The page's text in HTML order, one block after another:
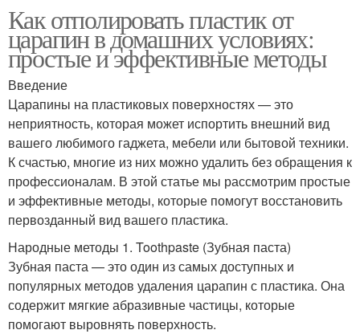
Как отполировать пластик от
царапин в домашних условиях:
простые и эффективные методы
Введение
Царапины на пластиковых поверхностях — это
неприятность, которая может испортить внешний вид
вашего любимого гаджета, мебели или бытовой техники.
К счастью, многие из них можно удалить без обращения к
профессионалам. В этой статье мы рассмотрим простые
и эффективные методы, которые помогут восстановить
первозданный вид вашего пластика.
Народные методы 1. Toothpaste (Зубная паста)
Зубная паста — это один из самых доступных и
популярных методов удаления царапин с пластика. Она
содержит мягкие абразивные частицы, которые
помогают выровнять поверхность.